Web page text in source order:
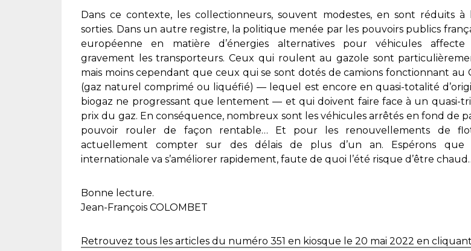
Dans ce contexte, les collectionneurs, souvent modestes, en sont réduits à
sorties. Dans un autre registre, la politique menée par les pouvoirs publics
européenne en matière d’énergies alternatives pour véhicules affecte
gravement les transporteurs. Ceux qui roulent au gazole sont
mais moins cependant que ceux qui se sont dotés de camions fonctionnant au
(gaz naturel comprimé ou liquéfié) — lequel est encore en quasi-totalité
biogaz ne progressant que lentement — et qui doivent faire face à un quasi-
prix du gaz. En conséquence, nombreux sont les véhicules arrêtés en fond de
pouvoir rouler de façon rentable… Et pour les renouvellements de
actuellement compter sur des délais de plus d’un an. Espérons que
internationale va s’améliorer rapidement, faute de quoi l’été risque d’être
Bonne lecture.
Jean-François COLOMBET
Retrouvez tous les articles du numéro 351 en kiosque le 20 mai 2022 en